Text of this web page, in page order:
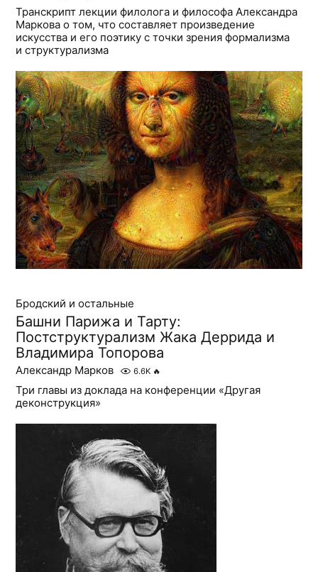
Транскрипт лекции филолога и философа Александра
Маркова о том, что составляет произведение
искусства и его поэтику с точки зрения формализма
и структурализма
Бродский и остальные
Башни Парижа и Тарту:
Постструктурализм Жака Деррида и
Владимира Топорова
Александр Марков 6.6K 🔥
Три главы из доклада на конференции «Другая
деконструкция»